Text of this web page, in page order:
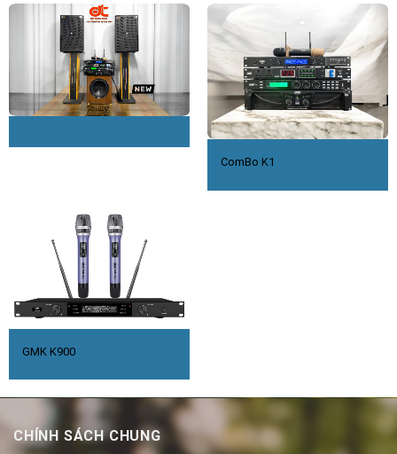
ComBo K1
GMK K900
CHÍNH SÁCH CHUNG